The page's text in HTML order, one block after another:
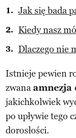
Jak się bada
Kiedy nasz
Dlaczego nie
Istnieje pewien
zwanaamnezja
jakichkolwiek
po upływie tego
dorosłości.